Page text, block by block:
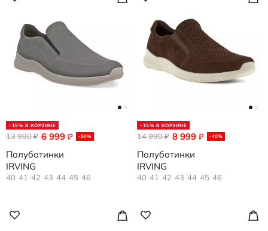
-15% В КОРЗИНЕ
6 999 ₽ -50%
13 990₽
Полуботинки
IRVING
40 41 42 43 44 45 46
-15% В КОРЗИНЕ
8 999 ₽ -40%
14 990₽
Полуботинки
IRVING
40 41 42 43 44 45 46